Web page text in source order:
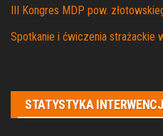
III Kongres MDP pow.
Spotkanie i ćwiczenia strażackie
STATYSTYKA